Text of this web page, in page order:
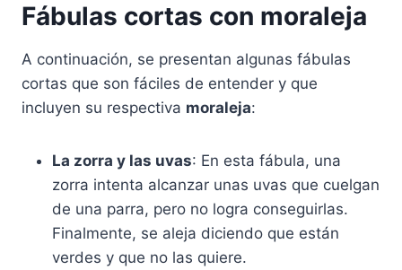
Fábulas cortas con moraleja
A continuación, se presentan algunas fábulas
cortas que son fáciles de entender y que
incluyen su respectiva moraleja:
La zorra y las uvas: En esta fábula, una
zorra intenta alcanzar unas uvas que cuelgan
de una parra, pero no logra conseguirlas.
Finalmente, se aleja diciendo que están
verdes y que no las quiere.